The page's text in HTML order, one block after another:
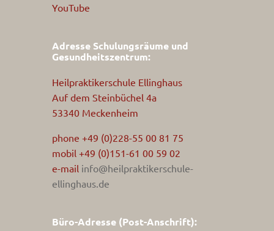
YouTube
Adresse Schulungsräume und
Gesundheitszentrum:
Heilpraktikerschule Ellinghaus
Auf dem Steinbüchel 4a
53340 Meckenheim
phone +49 (0)228-55 00 81 75
mobil +49 (0)151-61 00 59 02
e-mail info@heilpraktikerschule-
ellinghaus.de
Büro-Adresse (Post-Anschrift):